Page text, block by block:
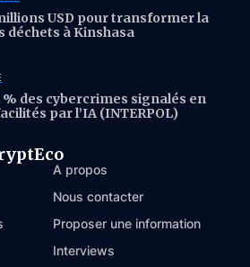
USD pour transformer la
déchets à Kinshasa
% des cybercrimes signalés en
par l’IA (INTERPOL)
À propos
Nous contacter
Proposer une information
Interviews